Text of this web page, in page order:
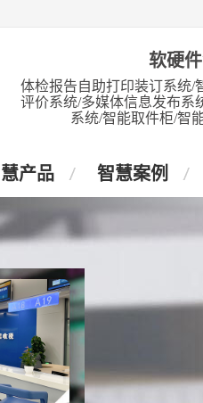
软硬
体检报告自助打印装订系统/
评价系统/多媒体信息发布系
系统/智能取件柜/智
产品 智慧案例